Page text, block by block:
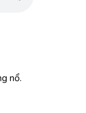
nổ.